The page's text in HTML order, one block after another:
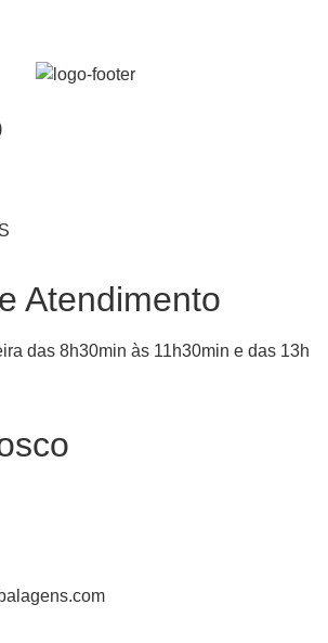
Atendimento
das 8h30min às 11h30min e das 13h